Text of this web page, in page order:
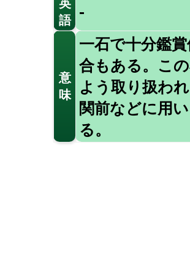
語 -
意
味
一石で十分鑑
合もある。こ
よう取り扱わ
関前などに用
る。